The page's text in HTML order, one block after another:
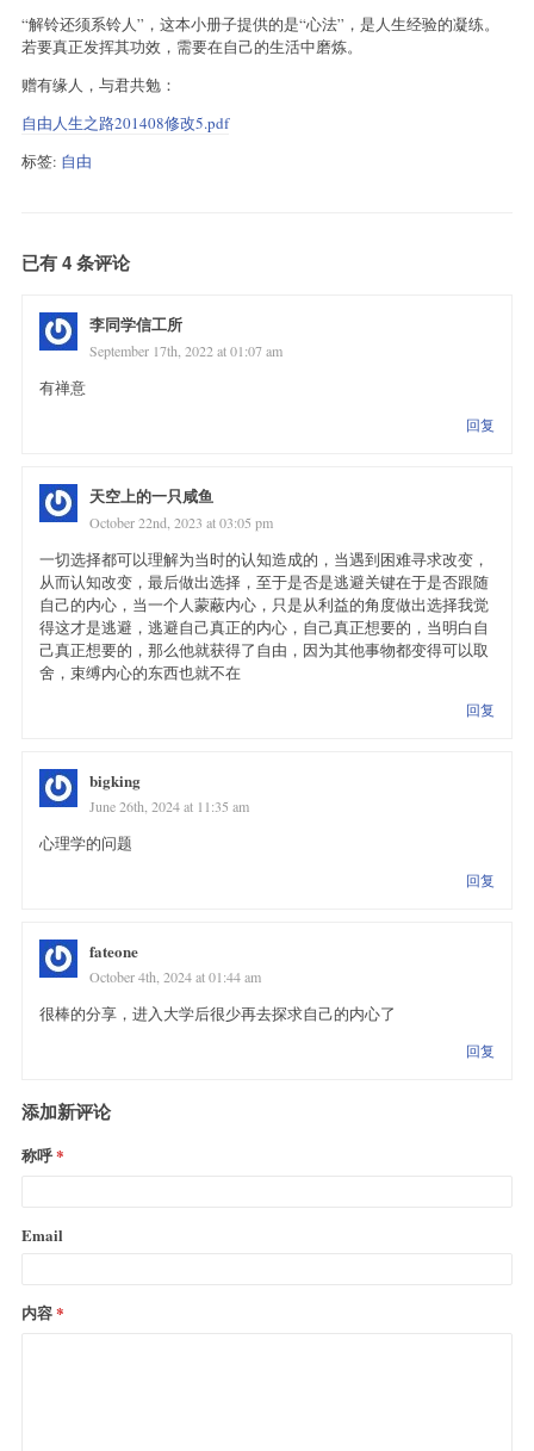
“解铃还须系铃人”，这本小册子提供的是“心法”，是人生经验的凝练。
若要真正发挥其功效，需要在自己的生活中磨炼。
赠有缘人，与君共勉：
自由人生之路201408修改5.pdf
标签: 自由
已有 4 条评论
李同学信工所
September 17th, 2022 at 01:07 am
有禅意
回复
天空上的一只咸鱼
October 22nd, 2023 at 03:05 pm
一切选择都可以理解为当时的认知造成的，当遇到困难寻求改变，
从而认知改变，最后做出选择，至于是否是逃避关键在于是否跟随
自己的内心，当一个人蒙蔽内心，只是从利益的角度做出选择我觉
得这才是逃避，逃避自己真正的内心，自己真正想要的，当明白自
己真正想要的，那么他就获得了自由，因为其他事物都变得可以取
舍，束缚内心的东西也就不在
回复
bigking
June 26th, 2024 at 11:35 am
心理学的问题
回复
fateone
October 4th, 2024 at 01:44 am
很棒的分享，进入大学后很少再去探求自己的内心了
回复
添加新评论
称呼
Email
内容